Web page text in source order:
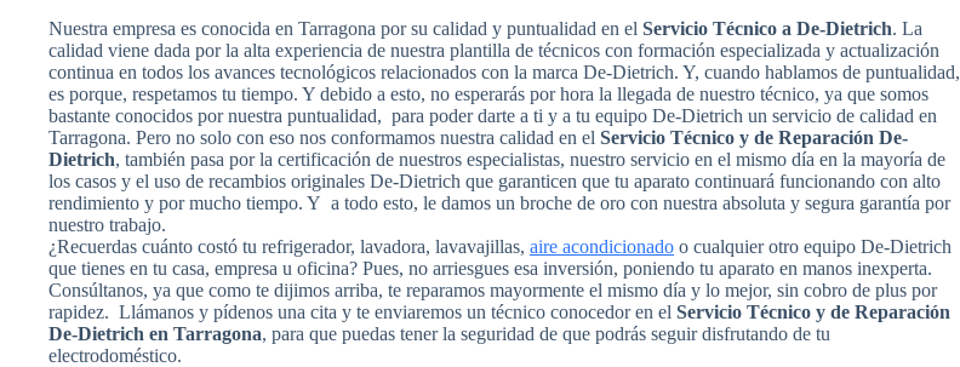
Nuestra empresa es conocida en Tarragona por su calidad y puntualidad en el Servicio Técnico a De-Dietrich. La
calidad viene dada por la alta experiencia de nuestra plantilla de técnicos con formación especializada y actualización
continua en todos los avances tecnológicos relacionados con la marca De-Dietrich. Y, cuando hablamos de puntualidad,
es porque, respetamos tu tiempo. Y debido a esto, no esperarás por hora la llegada de nuestro técnico, ya que somos
bastante conocidos por nuestra puntualidad, para poder darte a ti y a tu equipo De-Dietrich un servicio de calidad en
Tarragona. Pero no solo con eso nos conformamos nuestra calidad en el Servicio Técnico y de Reparación De-
Dietrich, también pasa por la certificación de nuestros especialistas, nuestro servicio en el mismo día en la mayoría de
los casos y el uso de recambios originales De-Dietrich que garanticen que tu aparato continuará funcionando con alto
rendimiento y por mucho tiempo. Y a todo esto, le damos un broche de oro con nuestra absoluta y segura garantía por
nuestro trabajo.
¿Recuerdas cuánto costó tu refrigerador, lavadora, lavavajillas, aire acondicionado o cualquier otro equipo De-Dietrich
que tienes en tu casa, empresa u oficina? Pues, no arriesgues esa inversión, poniendo tu aparato en manos inexperta.
Consúltanos, ya que como te dijimos arriba, te reparamos mayormente el mismo día y lo mejor, sin cobro de plus por
rapidez. Llámanos y pídenos una cita y te enviaremos un técnico conocedor en el Servicio Técnico y de Reparación
De-Dietrich en Tarragona, para que puedas tener la seguridad de que podrás seguir disfrutando de tu
electrodoméstico.